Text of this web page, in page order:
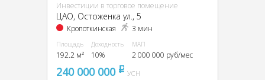
Инвестиции в торговое помещение
ЦАО, Остоженка ул., 5
Кропоткинская 3 мин
Площадь
192.2 м²
Доходность
10%
МАП
2 000 000 руб/мес
240 000 000 pуб
УСН